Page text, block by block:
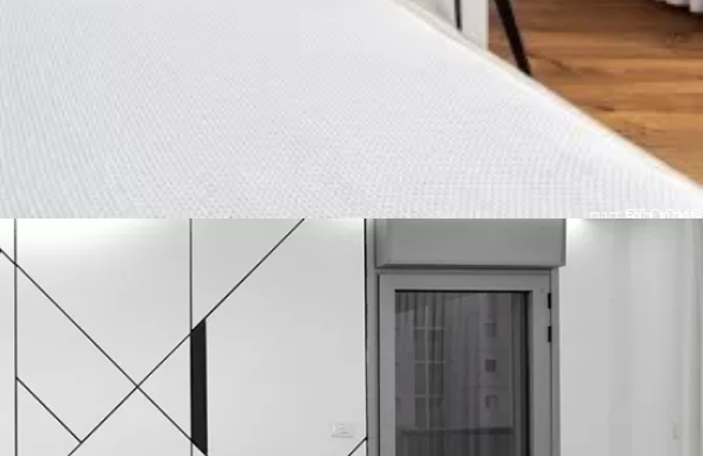
חיפוי קיר דגם
BLOCKS